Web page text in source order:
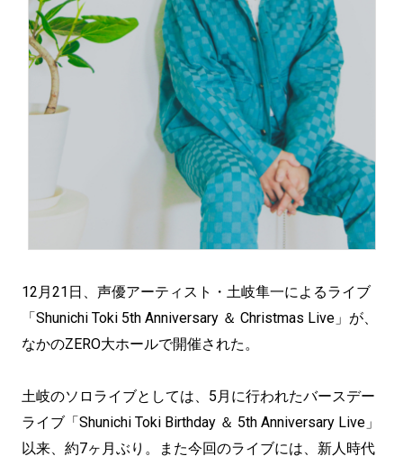
12月21日、声優アーティスト・土岐隼一によるライブ
「Shunichi Toki 5th Anniversary ＆ Christmas Live」が、
なかのZERO大ホールで開催された。
土岐のソロライブとしては、5月に行われたバースデー
ライブ「Shunichi Toki Birthday ＆ 5th Anniversary Live」
以来、約7ヶ月ぶり。また今回のライブには、新人時代